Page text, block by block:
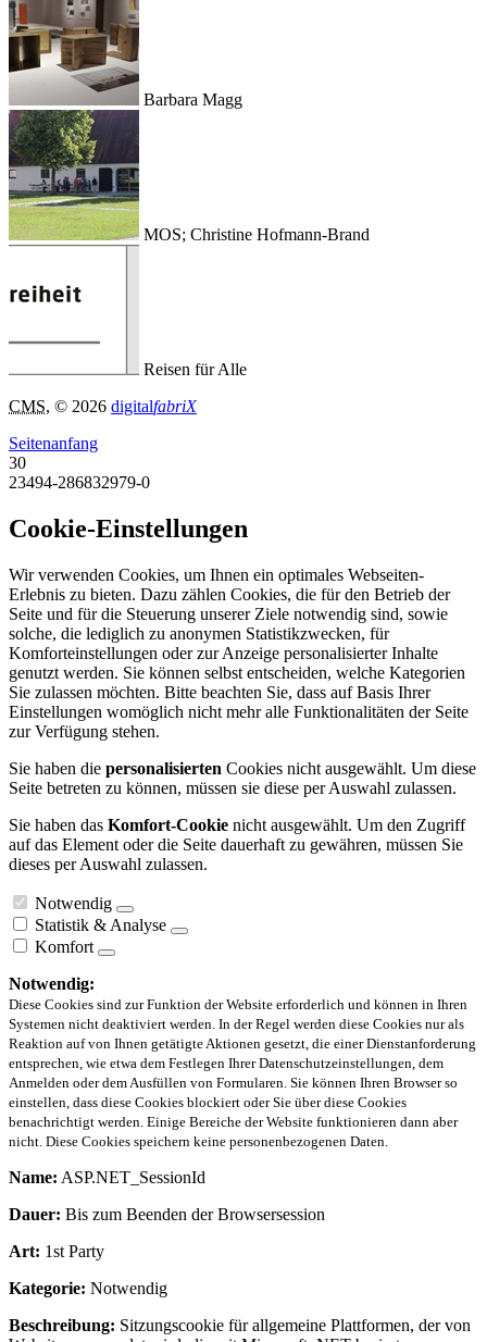
Barbara Magg
MOS; Christine Hofmann-Brand
Reisen für Alle
CMS, © 2026 digitalfabriX
Seitenanfang
30
23494-286832979-0
Cookie-Einstellungen
Wir verwenden Cookies, um Ihnen ein optimales Webseiten-
Erlebnis zu bieten. Dazu zählen Cookies, die für den Betrieb der
Seite und für die Steuerung unserer Ziele notwendig sind, sowie
solche, die lediglich zu anonymen Statistikzwecken, für
Komforteinstellungen oder zur Anzeige personalisierter Inhalte
genutzt werden. Sie können selbst entscheiden, welche Kategorien
Sie zulassen möchten. Bitte beachten Sie, dass auf Basis Ihrer
Einstellungen womöglich nicht mehr alle Funktionalitäten der Seite
zur Verfügung stehen.
Sie haben die personalisierten Cookies nicht ausgewählt. Um diese
Seite betreten zu können, müssen sie diese per Auswahl zulassen.
Sie haben das Komfort-Cookie nicht ausgewählt. Um den Zugriff
auf das Element oder die Seite dauerhaft zu gewähren, müssen Sie
dieses per Auswahl zulassen.
Notwendig
Statistik & Analyse
Komfort
Notwendig:
Diese Cookies sind zur Funktion der Website erforderlich und können in Ihren
Systemen nicht deaktiviert werden. In der Regel werden diese Cookies nur als
Reaktion auf von Ihnen getätigte Aktionen gesetzt, die einer Dienstanforderung
entsprechen, wie etwa dem Festlegen Ihrer Datenschutzeinstellungen, dem
Anmelden oder dem Ausfüllen von Formularen. Sie können Ihren Browser so
einstellen, dass diese Cookies blockiert oder Sie über diese Cookies
benachrichtigt werden. Einige Bereiche der Website funktionieren dann aber
nicht. Diese Cookies speichern keine personenbezogenen Daten.
Name: ASP.NET_SessionId
Dauer: Bis zum Beenden der Browsersession
Art: 1st Party
Kategorie: Notwendig
Beschreibung: Sitzungscookie für allgemeine Plattformen, der von